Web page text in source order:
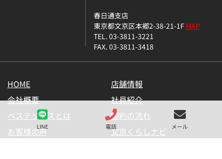
LINE 電話 メール
春日通支店
東京都文京区本郷2-38-21-1FMAP
TEL. 03-3811-3221
FAX. 03-3811-3418
HOME
店舗情報
会社概要
社員紹介
ベステックスとは
契約の流れ
お客様の声
文京くらしナビ